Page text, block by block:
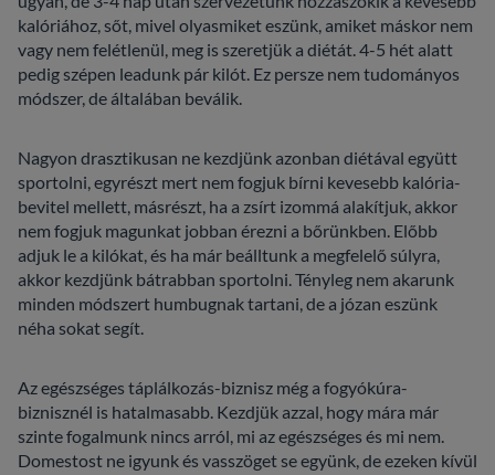
kalóriához, sőt, mivel olyasmiket eszünk, amiket máskor nem
vagy nem felétlenül, meg is szeretjük a diétát. 4-5 hét alatt
pedig szépen leadunk pár kilót. Ez persze nem tudományos
módszer, de általában beválik.
Nagyon drasztikusan ne kezdjünk azonban diétával együtt
sportolni, egyrészt mert nem fogjuk bírni kevesebb kalória-
bevitel mellett, másrészt, ha a zsírt izommá alakítjuk, akkor
nem fogjuk magunkat jobban érezni a bőrünkben. Előbb
adjuk le a kilókat, és ha már beálltunk a megfelelő súlyra,
akkor kezdjünk bátrabban sportolni. Tényleg nem akarunk
minden módszert humbugnak tartani, de a józan eszünk
néha sokat segít.
Az egészséges táplálkozás-biznisz még a fogyókúra-
biznisznél is hatalmasabb. Kezdjük azzal, hogy mára már
szinte fogalmunk nincs arról, mi az egészséges és mi nem.
Domestost ne igyunk és vasszöget se együnk, de ezeken kívül